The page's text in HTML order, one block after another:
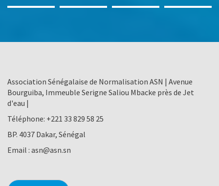
Association Sénégalaise de Normalisation ASN | Avenue
Bourguiba, Immeuble Serigne Saliou Mbacke près de Jet
d'eau |
Téléphone: +221 33 829 58 25
BP. 4037 Dakar, Sénégal
Email : asn@asn.sn